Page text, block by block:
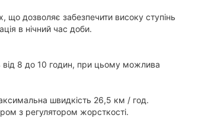
що дозволяє забезпечити високу ступінь
в нічний час доби.
від 8 до 10 годин, при цьому можлива
швидкість 26,5 км / год.
з регулятором жорсткості.